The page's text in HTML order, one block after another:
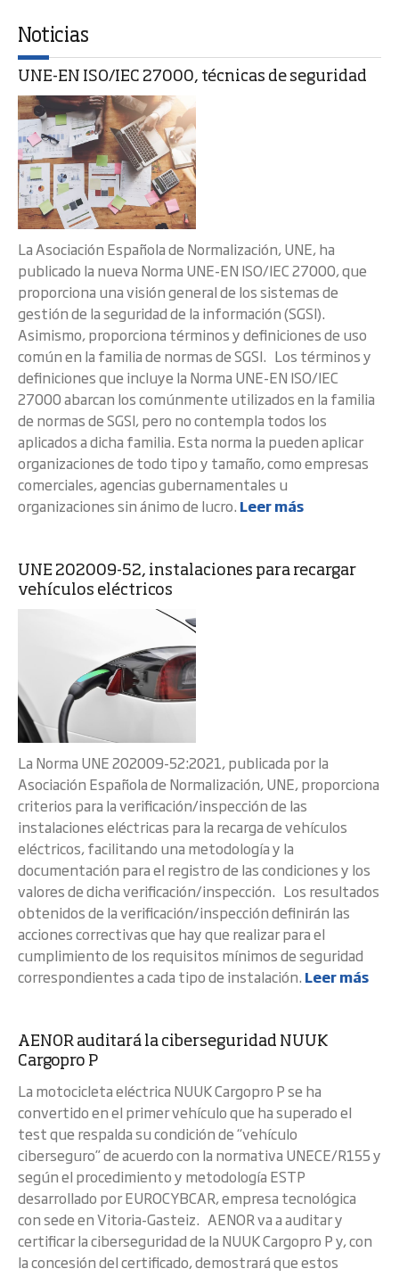
Noticias
UNE-EN ISO/IEC 27000, técnicas de seguridad
La Asociación Española de Normalización, UNE, ha
publicado la nueva Norma UNE-EN ISO/IEC 27000, que
proporciona una visión general de los sistemas de
gestión de la seguridad de la información (SGSI).
Asimismo, proporciona términos y definiciones de uso
común en la familia de normas de SGSI. Los términos y
definiciones que incluye la Norma UNE-EN ISO/IEC
27000 abarcan los comúnmente utilizados en la familia
de normas de SGSI, pero no contempla todos los
aplicados a dicha familia. Esta norma la pueden aplicar
organizaciones de todo tipo y tamaño, como empresas
comerciales, agencias gubernamentales u
organizaciones sin ánimo de lucro. Leer más
UNE 202009-52, instalaciones para recargar
vehículos eléctricos
La Norma UNE 202009-52:2021, publicada por la
Asociación Española de Normalización, UNE, proporciona
criterios para la verificación/inspección de las
instalaciones eléctricas para la recarga de vehículos
eléctricos, facilitando una metodología y la
documentación para el registro de las condiciones y los
valores de dicha verificación/inspección. Los resultados
obtenidos de la verificación/inspección definirán las
acciones correctivas que hay que realizar para el
cumplimiento de los requisitos mínimos de seguridad
correspondientes a cada tipo de instalación. Leer más
AENOR auditará la ciberseguridad NUUK
Cargopro P
La motocicleta eléctrica NUUK Cargopro P se ha
convertido en el primer vehículo que ha superado el
test que respalda su condición de “vehículo
ciberseguro” de acuerdo con la normativa UNECE/R155 y
según el procedimiento y metodología ESTP
desarrollado por EUROCYBCAR, empresa tecnológica
con sede en Vitoria-Gasteiz. AENOR va a auditar y
certificar la ciberseguridad de la NUUK Cargopro P y, con
la concesión del certificado, demostrará que estos